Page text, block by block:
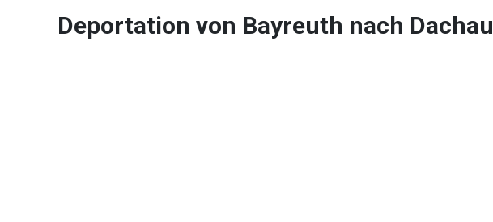
Deportation von Bayreuth nach Dachau